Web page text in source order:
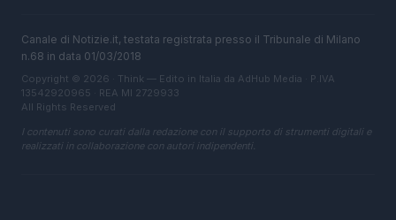
Canale di Notizie.it, testata registrata presso il Tribunale di Milano
n.68 in data 01/03/2018
Copyright © 2026 · Think — Edito in Italia da AdHub Media · P.IVA
13542920965 · REA MI 2729933
All Rights Reserved
I contenuti sono curati dalla redazione con il supporto di strumenti digitali e
realizzati in collaborazione con autori indipendenti.